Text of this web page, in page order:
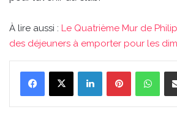
À lire aussi : Le Quatrième Mur de
des déjeuners à emporter pour les
LinkedinPinterest